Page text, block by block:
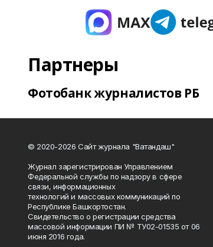
Партнеры
Фотобанк журналистов РБ
© 2020-2026 Сайт журнала "Ватандаш"
Журнал зарегистрирован Управлением
Федеральной службы по надзору в сфере
связи, информационных
технологий и массовых коммуникаций по
Республике Башкортостан.
Свидетельство о регистрации средства
массовой информации ПИ № ТУ02-01535 от 06
июня 2016 года.